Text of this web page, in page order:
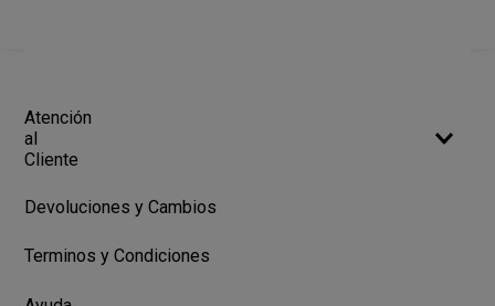
Atención
al
Cliente
Devoluciones y Cambios
Terminos y Condiciones